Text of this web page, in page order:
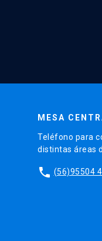
MESA
Teléfono para
distintas áreas
phone (56)95504